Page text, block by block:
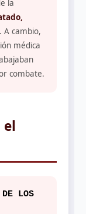
la
. A cambio,
médica
combate.
el
DE LOS